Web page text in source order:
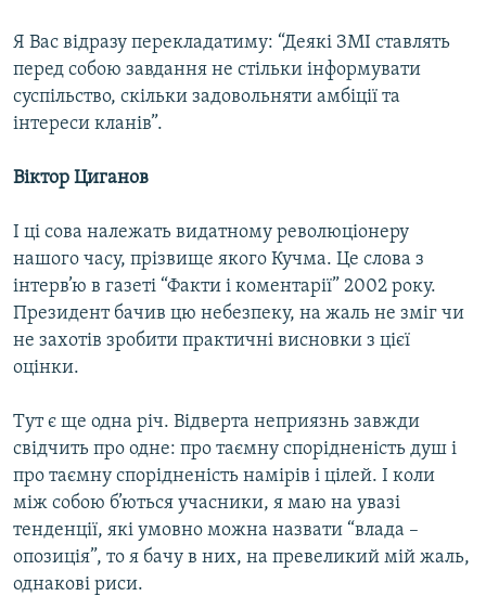
Я Вас відразу перекладатиму: “Деякі ЗМІ ставлять
перед собою завдання не стільки інформувати
суспільство, скільки задовольняти амбіції та
інтереси кланів”.
Віктор Циганов
І ці сова належать видатному революціонеру
нашого часу, прізвище якого Кучма. Це слова з
інтерв’ю в газеті “Факти і коментарії” 2002 року.
Президент бачив цю небезпеку, на жаль не зміг чи
не захотів зробити практичні висновки з цієї
оцінки.
Тут є ще одна річ. Відверта неприязнь завжди
свідчить про одне: про таємну спорідненість душ і
про таємну спорідненість намірів і цілей. І коли
між собою б’ються учасники, я маю на увазі
тенденції, які умовно можна назвати “влада –
опозиція”, то я бачу в них, на превеликий мій жаль,
однакові риси.